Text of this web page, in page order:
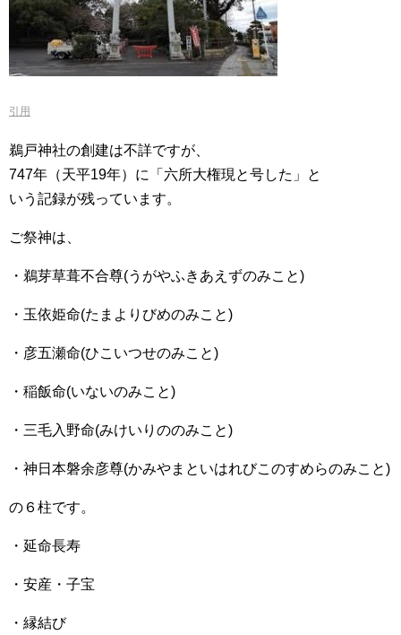
引用
鵜戸神社の創建は不詳ですが、
747年（天平19年）に「六所大権現と号した」と
いう記録が残っています。
ご祭神は、
・鵜芽草葺不合尊(うがやふきあえずのみこと)
・玉依姫命(たまよりびめのみこと)
・彦五瀬命(ひこいつせのみこと)
・稲飯命(いないのみこと)
・三毛入野命(みけいりののみこと)
・神日本磐余彦尊(かみやまといはれびこのすめらのみこと)
の６柱です。
・延命長寿
・安産・子宝
・縁結び